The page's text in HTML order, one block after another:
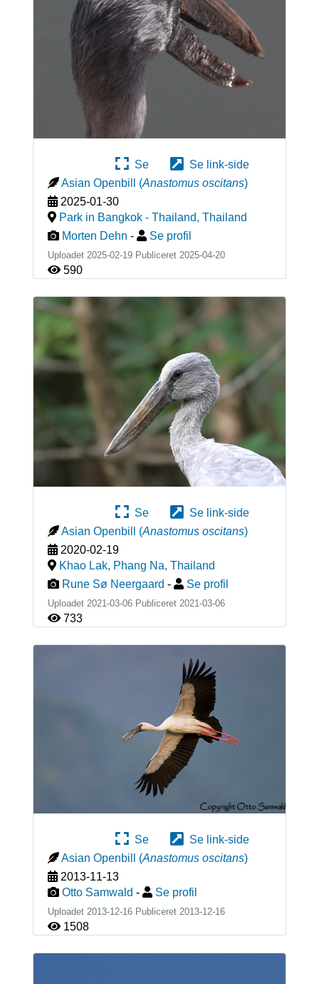
Se
Se link-side
Asian Openbill
(Anastomus oscitans)
2025-01-30
Park in Bangkok - Thailand, Thailand
Morten Dehn - Se profil
Uploadet 2025-02-19 Publiceret 2025-04-20
590
Se
Se link-side
Asian Openbill
(Anastomus oscitans)
2020-02-19
Khao Lak, Phang Na, Thailand
Rune Sø Neergaard - Se profil
Uploadet 2021-03-06 Publiceret 2021-03-06
733
Se
Se link-side
Asian Openbill
(Anastomus oscitans)
2013-11-13
Otto Samwald - Se profil
Uploadet 2013-12-16 Publiceret 2013-12-16
1508